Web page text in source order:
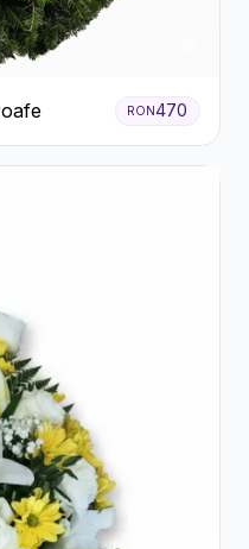
RON470